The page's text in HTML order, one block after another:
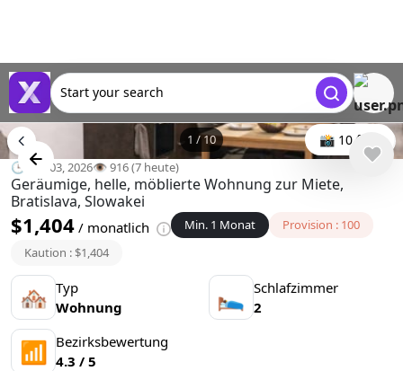
Start your search
1 /10 📸 10 foto
🕒 Apr 03, 2026👁️ 916 (7 heute)
Geräumige, helle, möblierte Wohnung zur Miete,
Bratislava, Slowakei
$1,404 / monatlich Min. 1 Monat
Provision : 100
Kaution : $1,404
🏘 Typ
Wohnung
🛌 Schlafzimmer
2
📶 Bezirksbewertung
4.3 / 5